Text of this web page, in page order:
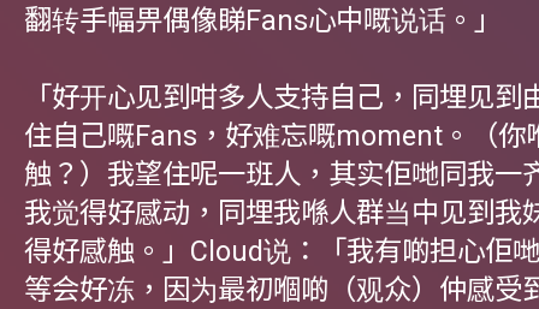
翻转手幅畀偶像睇Fans心中嘅说话。」
「好开心见到咁多人支持自己，同埋见到
住自己嘅Fans，好难忘嘅moment。（你
触？）我望住呢一班人，其实佢哋同我一
我觉得好感动，同埋我喺人群当中见到我
得好感触。」Cloud说：「我有啲担心佢
等会好冻，因为最初嗰啲（观众）仲感受